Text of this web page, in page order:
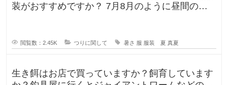
装がおすすめですか？ 7月8月のように昼間の気
閲覧数：2.45K つりに関して 暑さ 服 服装 夏 真夏
生き餌はお店で買っていますか？飼育しています